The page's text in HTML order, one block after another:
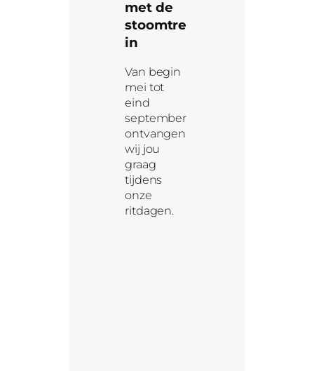
met de
stoomtre
in
Van begin
mei tot
eind
september
ontvangen
wij jou
graag
tijdens
onze
ritdagen.